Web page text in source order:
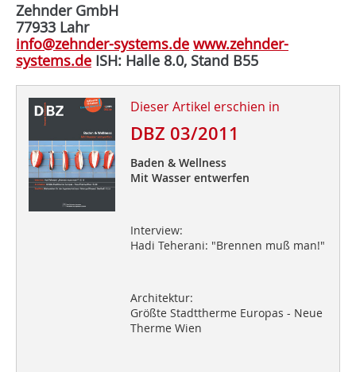
Zehnder GmbH
77933 Lahr
info@zehnder-systems.de www.zehnder-
systems.de ISH: Halle 8.0, Stand B55
Dieser Artikel erschien in
DBZ 03/2011
Baden & Wellness
Mit Wasser entwerfen
Interview:
Hadi Teherani: "Brennen muß man!"
Architektur:
Größte Stadttherme Europas - Neue
Therme Wien